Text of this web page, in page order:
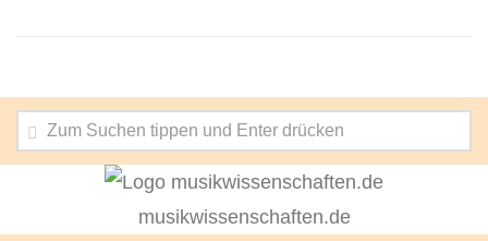
musikwissenschaften.de